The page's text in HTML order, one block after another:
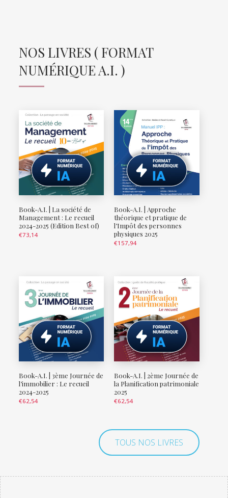
NOS LIVRES ( FORMAT
NUMÉRIQUE A.I. )
Book-A.I. | La société de
Management : Le recueil
2024-2025 (Edition Best of)
€73,14
Book-A.I. | Approche
théorique et pratique de
l’Impôt des personnes
physiques 2025
€157,94
Book-A.I. | 3ème Journée de
l’immobilier : Le recueil
2024-2025
€62,54
Book-A.I. | 2ème Journée de
la Planification patrimoniale
2025
€62,54
TOUS NOS LIVRES